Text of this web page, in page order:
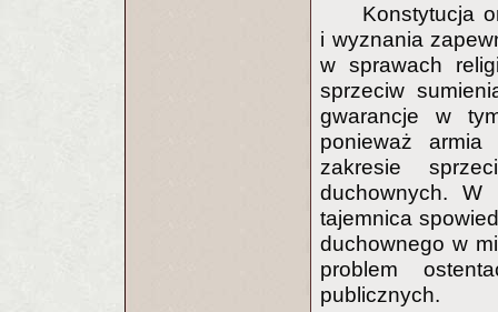
Konstytucja
i wyznania
w sprawach
sprzeciw
gwarancje w
ponieważ
zakresie
duchownych. W
tajemnica
duchownego w
problem
publicznych.